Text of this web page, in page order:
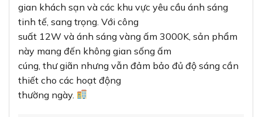
gian khách sạn và các khu vực yêu cầu ánh sáng
tinh tế, sang trọng. Với công
suất 12W và ánh sáng vàng ấm 3000K, sản phẩm
này mang đến không gian sống ấm
cúng, thư giãn nhưng vẫn đảm bảo đủ độ sáng cần
thiết cho các hoạt động
thường ngày.